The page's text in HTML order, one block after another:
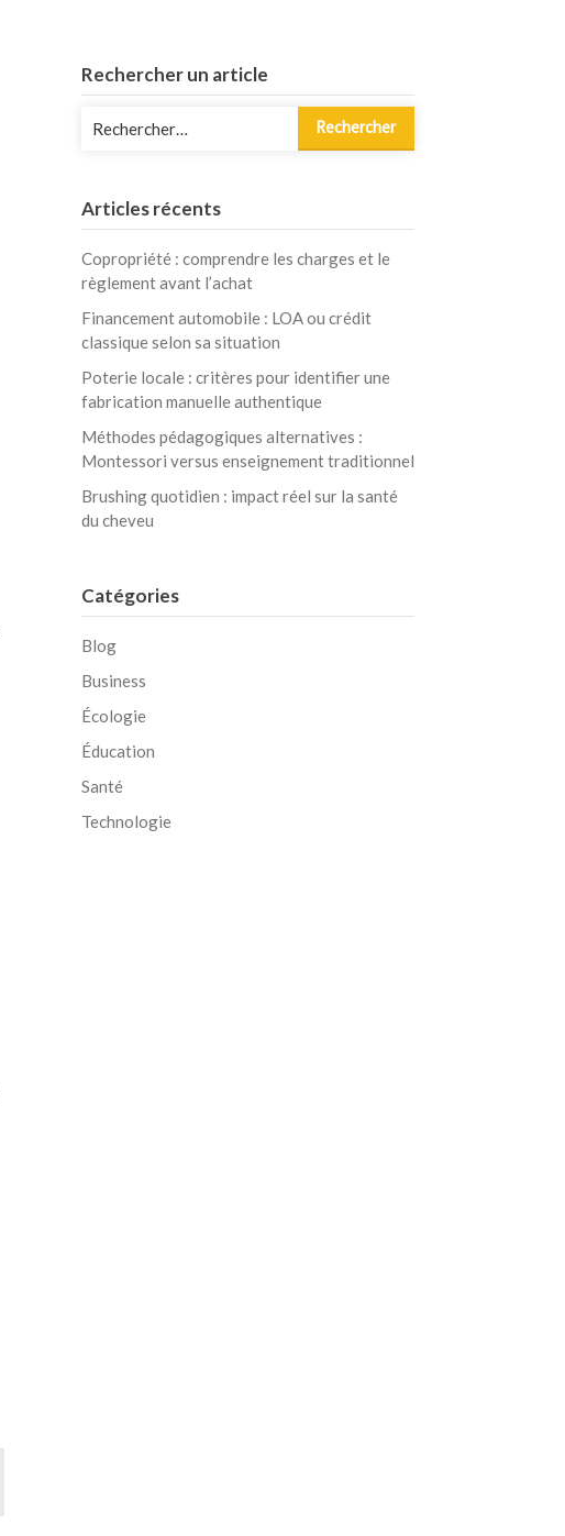
Rechercher un article
Articles récents
Copropriété : comprendre les charges et le
règlement avant l’achat
Financement automobile : LOA ou crédit
classique selon sa situation
Poterie locale : critères pour identifier une
fabrication manuelle authentique
Méthodes pédagogiques alternatives :
Montessori versus enseignement traditionnel
Brushing quotidien : impact réel sur la santé
du cheveu
Catégories
Blog
Business
Écologie
Éducation
Santé
Technologie